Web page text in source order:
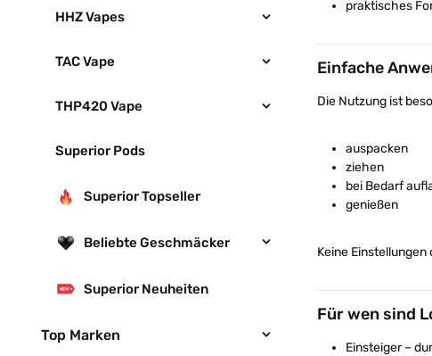
HHZ Vapes
TAC Vape
THP420 Vape
Superior Pods
Superior Topseller
Beliebte Geschmäcker
Superior Neuheiten
Top Marken
praktisches
Einfache
Die Nutzung ist
auspacken
ziehen
bei Bedarf
genießen
Keine
Für wen sind
Einsteiger –